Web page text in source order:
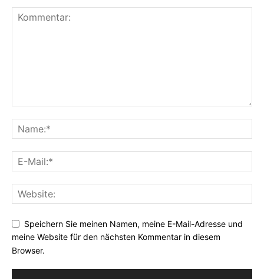
Speichern Sie meinen Namen, meine E-Mail-Adresse und
meine Website für den nächsten Kommentar in diesem
Browser.